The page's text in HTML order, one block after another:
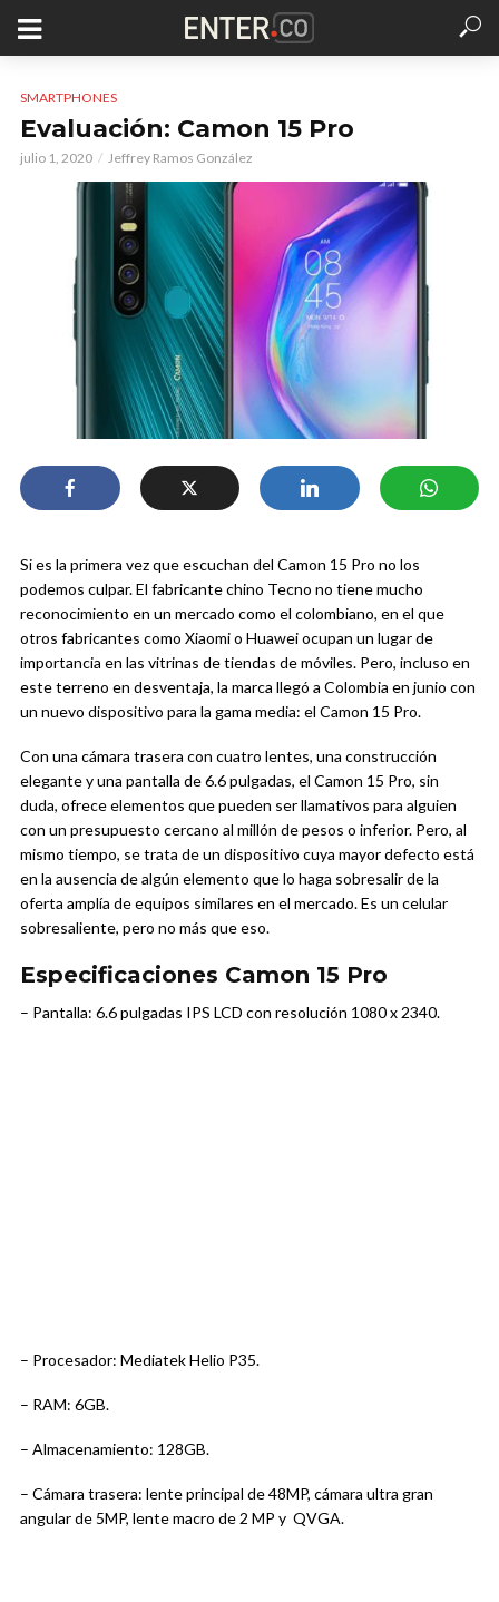
SMARTPHONES
Evaluación: Camon 15 Pro
julio 1, 2020 Jeffrey Ramos González
Si es la primera vez que escuchan del Camon 15 Pro no los
podemos culpar. El fabricante chino Tecno no tiene mucho
reconocimiento en un mercado como el colombiano, en el que
otros fabricantes como Xiaomi o Huawei ocupan un lugar de
importancia en las vitrinas de tiendas de móviles. Pero, incluso en
este terreno en desventaja, la marca llegó a Colombia en junio con
un nuevo dispositivo para la gama media: el Camon 15 Pro.
Con una cámara trasera con cuatro lentes, una construcción
elegante y una pantalla de 6.6 pulgadas, el Camon 15 Pro, sin
duda, ofrece elementos que pueden ser llamativos para alguien
con un presupuesto cercano al millón de pesos o inferior. Pero, al
mismo tiempo, se trata de un dispositivo cuya mayor defecto está
en la ausencia de algún elemento que lo haga sobresalir de la
oferta amplía de equipos similares en el mercado. Es un celular
sobresaliente, pero no más que eso.
Especificaciones Camon 15 Pro
– Pantalla: 6.6 pulgadas IPS LCD con resolución 1080 x 2340.
– Procesador: Mediatek Helio P35.
– RAM: 6GB.
– Almacenamiento: 128GB.
– Cámara trasera: lente principal de 48MP, cámara ultra gran
angular de 5MP, lente macro de 2 MP y QVGA.